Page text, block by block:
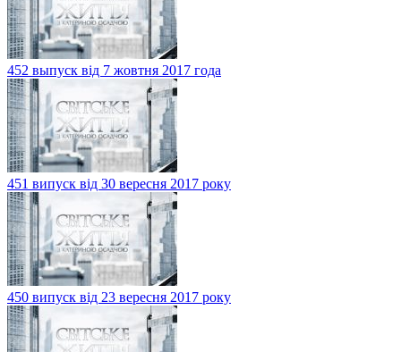
452 выпуск від 7 жовтня 2017 года
451 випуск від 30 вересня 2017 року
450 випуск від 23 вересня 2017 року